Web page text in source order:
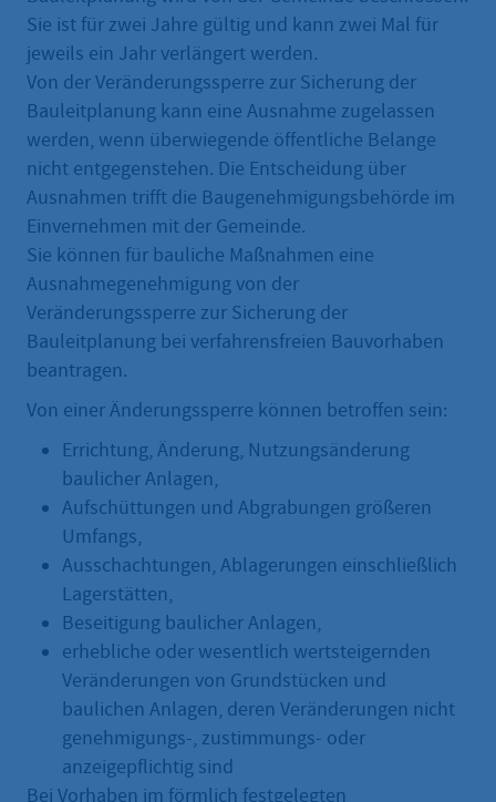
Sie ist für zwei Jahre gültig und kann zwei Mal für
jeweils ein Jahr verlängert werden.
Von der Veränderungssperre zur Sicherung der
Bauleitplanung kann eine Ausnahme zugelassen
werden, wenn überwiegende öffentliche Belange
nicht entgegenstehen. Die Entscheidung über
Ausnahmen trifft die Baugenehmigungsbehörde im
Einvernehmen mit der Gemeinde.
Sie können für bauliche Maßnahmen eine
Ausnahmegenehmigung von der
Veränderungssperre zur Sicherung der
Bauleitplanung bei verfahrensfreien Bauvorhaben
beantragen.
Von einer Änderungssperre können betroffen sein:
Errichtung, Änderung, Nutzungsänderung
baulicher Anlagen,
Aufschüttungen und Abgrabungen größeren
Umfangs,
Ausschachtungen, Ablagerungen einschließlich
Lagerstätten,
Beseitigung baulicher Anlagen,
erhebliche oder wesentlich wertsteigernden
Veränderungen von Grundstücken und
baulichen Anlagen, deren Veränderungen nicht
genehmigungs-, zustimmungs- oder
anzeigepflichtig sind
Bei Vorhaben im förmlich festgelegten